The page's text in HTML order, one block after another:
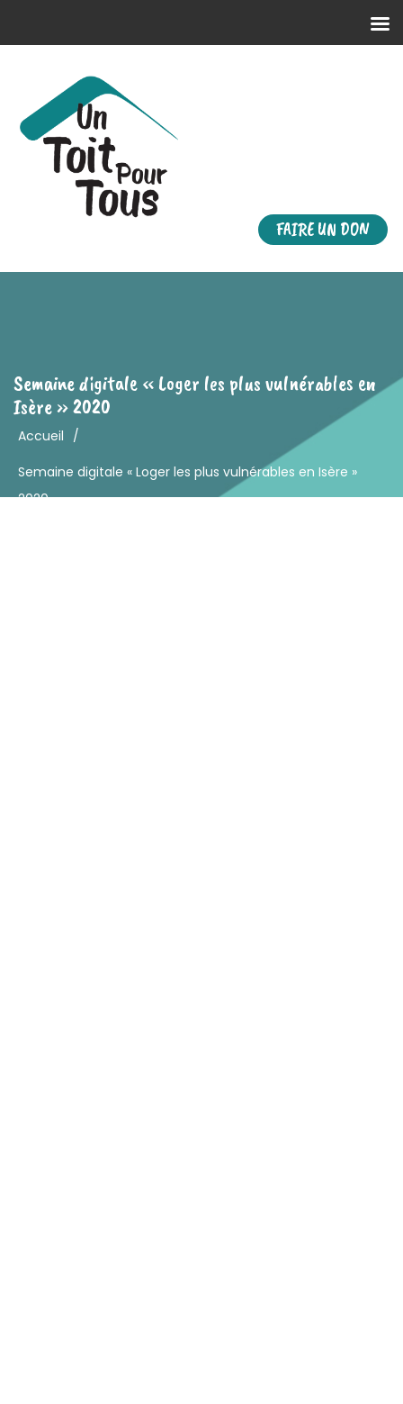
FAIRE UN DON
Semaine digitale « Loger les plus vulnérables en
Isère » 2020
Accueil /
Semaine digitale « Loger les plus vulnérables en Isère »
2020